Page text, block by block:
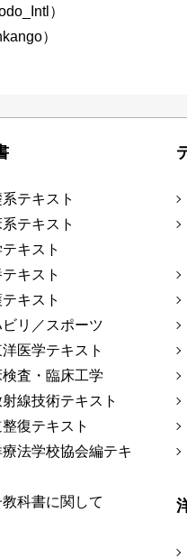
）
）
テキスト
テキスト
キスト
キスト
キスト
ビリ／スポーツ
洋医学テキスト
検査・臨床工学
射線技術テキスト
復テキスト
法学校協会編テキ
教科書に関して